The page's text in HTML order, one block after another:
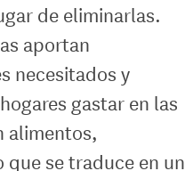
de eliminarlas.
aportan
necesitados y
gastar en las
alimentos,
se traduce en un